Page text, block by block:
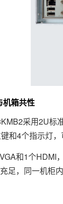
箱共性
采用2U标准
和4个指示灯，
和1个HDMI
足，同一机柜